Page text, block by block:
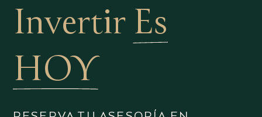
Invertir Es
HOY